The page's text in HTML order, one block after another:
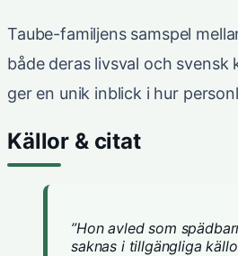
Taube-familjens samspel
både deras livsval och
ger en unik inblick i hur
Källor & citat
”Hon avled som
saknas i tillgängliga